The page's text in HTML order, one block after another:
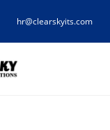
hr@clearskyits.com